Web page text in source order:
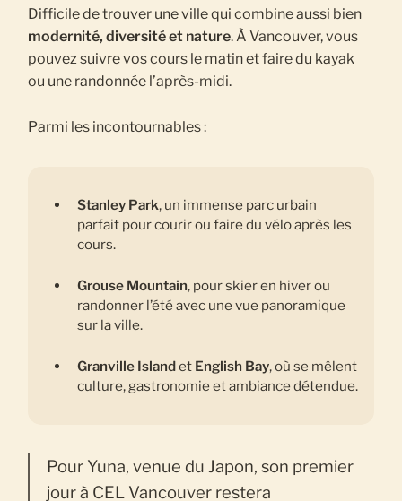
Difficile de trouver une ville qui combine aussi bien
modernité, diversité et nature. À Vancouver, vous
pouvez suivre vos cours le matin et faire du kayak
ou une randonnée l’après-midi.
Parmi les incontournables :
Stanley Park, un immense parc urbain
parfait pour courir ou faire du vélo après les
cours.
Grouse Mountain, pour skier en hiver ou
randonner l’été avec une vue panoramique
sur la ville.
Granville Islandet English Bay, où se mêlent
culture, gastronomie et ambiance détendue.
Pour Yuna, venue du Japon, son premier
jour à CEL Vancouver restera